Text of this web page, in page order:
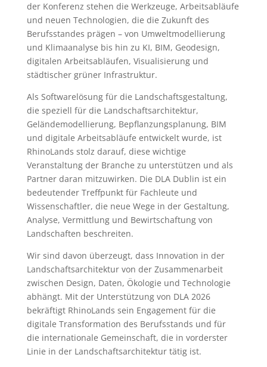
der Konferenz stehen die Werkzeuge, Arbeitsabläufe
und neuen Technologien, die die Zukunft des
Berufsstandes prägen – von Umweltmodellierung
und Klimaanalyse bis hin zu KI, BIM, Geodesign,
digitalen Arbeitsabläufen, Visualisierung und
städtischer grüner Infrastruktur.
Als Softwarelösung für die Landschaftsgestaltung,
die speziell für die Landschaftsarchitektur,
Geländemodellierung, Bepflanzungsplanung, BIM
und digitale Arbeitsabläufe entwickelt wurde, ist
RhinoLands stolz darauf, diese wichtige
Veranstaltung der Branche zu unterstützen und als
Partner daran mitzuwirken. Die DLA Dublin ist ein
bedeutender Treffpunkt für Fachleute und
Wissenschaftler, die neue Wege in der Gestaltung,
Analyse, Vermittlung und Bewirtschaftung von
Landschaften beschreiten.
Wir sind davon überzeugt, dass Innovation in der
Landschaftsarchitektur von der Zusammenarbeit
zwischen Design, Daten, Ökologie und Technologie
abhängt. Mit der Unterstützung von DLA 2026
bekräftigt RhinoLands sein Engagement für die
digitale Transformation des Berufsstands und für
die internationale Gemeinschaft, die in vorderster
Linie in der Landschaftsarchitektur tätig ist.